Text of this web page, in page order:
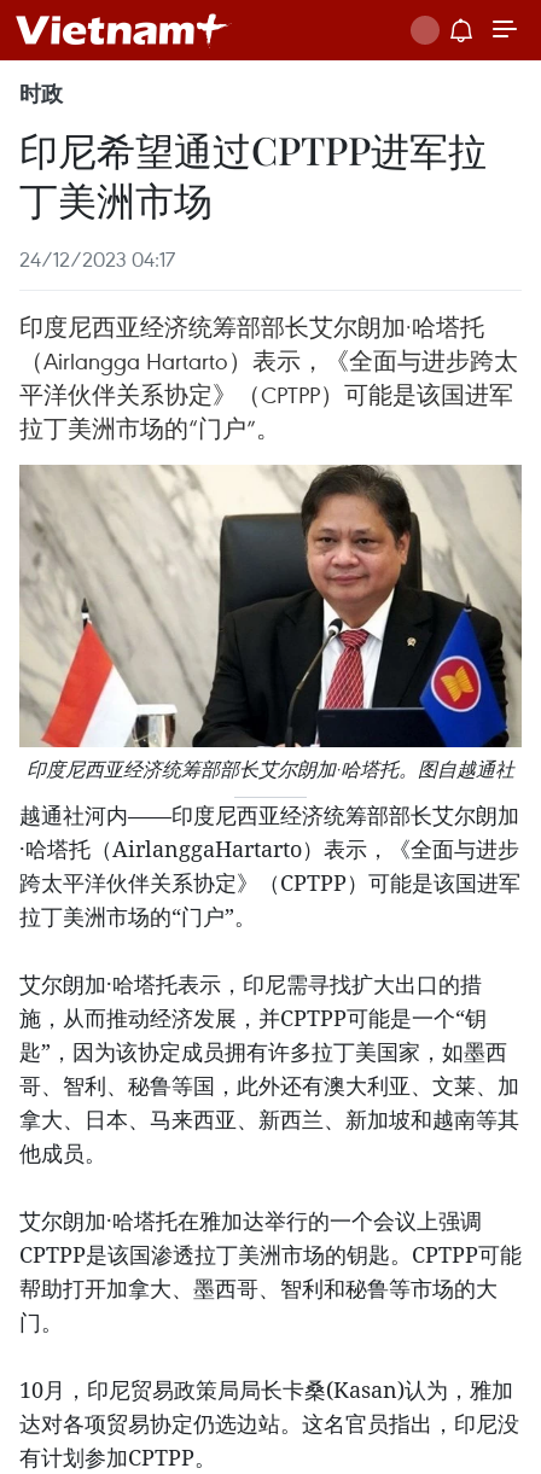
时政
印尼希望通过CPTPP进军拉
丁美洲市场
24/12/2023 04:17
印度尼西亚经济统筹部部长艾尔朗加·哈塔托
（Airlangga Hartarto）表示，《全面与进步跨太
平洋伙伴关系协定》（CPTPP）可能是该国进军
拉丁美洲市场的“门户”。
印度尼西亚经济统筹部部长艾尔朗加·哈塔托。图自越通社
越通社河内——印度尼西亚经济统筹部部长艾尔朗加
·哈塔托（AirlanggaHartarto）表示，《全面与进步
跨太平洋伙伴关系协定》（CPTPP）可能是该国进军
拉丁美洲市场的“门户”。
艾尔朗加·哈塔托表示，印尼需寻找扩大出口的措
施，从而推动经济发展，并CPTPP可能是一个“钥
匙”，因为该协定成员拥有许多拉丁美国家，如墨西
哥、智利、秘鲁等国，此外还有澳大利亚、文莱、加
拿大、日本、马来西亚、新西兰、新加坡和越南等其
他成员。
艾尔朗加·哈塔托在雅加达举行的一个会议上强调
CPTPP是该国渗透拉丁美洲市场的钥匙。CPTPP可能
帮助打开加拿大、墨西哥、智利和秘鲁等市场的大
门。
10月，印尼贸易政策局局长卡桑(Kasan)认为，雅加
达对各项贸易协定仍选边站。这名官员指出，印尼没
有计划参加CPTPP。